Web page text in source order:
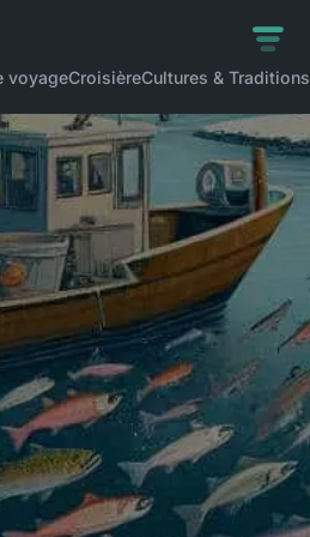
voyageCroisièreCultures & Traditions